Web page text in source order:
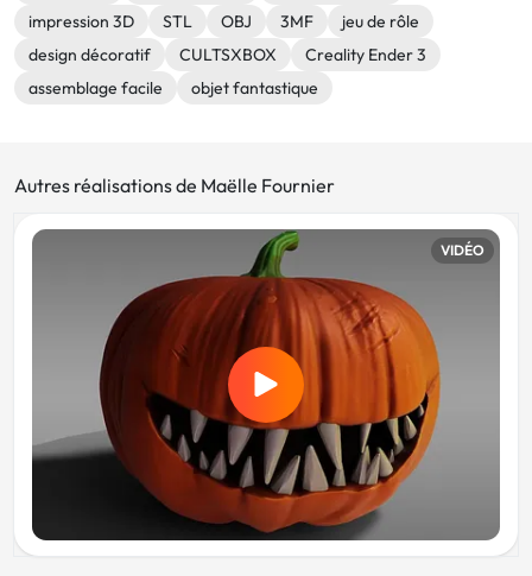
impression 3D
STL OBJ 3MF
jeu de rôle
design décoratif
CULTSXBOX
Creality Ender 3
assemblage facile
objet fantastique
Autres réalisations de Maëlle Fournier
VIDÉO